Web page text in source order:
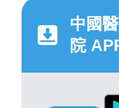
中國
院